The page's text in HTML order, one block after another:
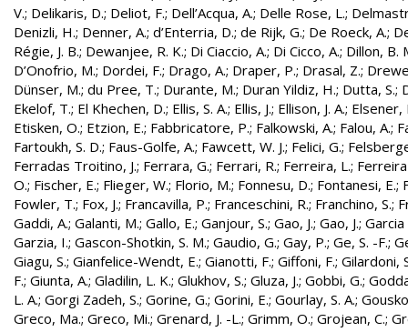
V.; Delikaris, D.; Deliot, F.; Dell’Acqua, A.; Delle Rose, L.;
Denizli, H.; Denner, A.; d’Enterria, D.; de Rijk, G.; De Roeck, A.;
Régie, J. B.; Dewanjee, R. K.; Di Ciaccio, A.; Di Cicco, A.; Dillon, B.
D’Onofrio, M.; Dordei, F.; Drago, A.; Draper, P.; Drasal, Z.;
Dünser, M.; du Pree, T.; Durante, M.; Duran Yildiz, H.; Dutta, S.;
Ekelof, T.; El Khechen, D.; Ellis, S. A.; Ellis, J.; Ellison, J. A.; Elsener,
Etisken, O.; Etzion, E.; Fabbricatore, P.; Falkowski, A.; Falou, A.;
Fartoukh, S. D.; Faus-Golfe, A.; Fawcett, W. J.; Felici, G.;
Ferradas Troitino, J.; Ferrara, G.; Ferrari, R.; Ferreira, L.;
O.; Fischer, E.; Flieger, W.; Florio, M.; Fonnesu, D.; Fontanesi, E.;
Fowler, T.; Fox, J.; Francavilla, P.; Franceschini, R.; Franchino, S.;
Gaddi, A.; Galanti, M.; Gallo, E.; Ganjour, S.; Gao, J.; Gao, J.; Garcia
Garzia, I.; Gascon-Shotkin, S. M.; Gaudio, G.; Gay, P.; Ge, S. -F.;
Giagu, S.; Gianfelice-Wendt, E.; Gianotti, F.; Giffoni, F.; Gilardoni,
F.; Giunta, A.; Gladilin, L. K.; Glukhov, S.; Gluza, J.; Gobbi, G.;
L. A.; Gorgi Zadeh, S.; Gorine, G.; Gorini, E.; Gourlay, S. A.;
Greco, Ma.; Greco, Mi.; Grenard, J. -L.; Grimm, O.; Grojean, C.;